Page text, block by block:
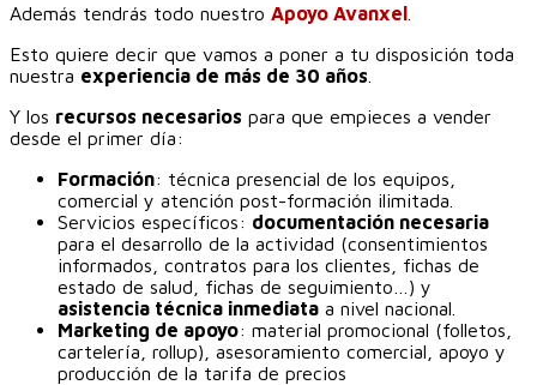
Además tendrás todo nuestro Apoyo Avanxel
Esto quiere decir que vamos a poner a tu disposición toda
nuestra experiencia de más de 30 años
Y los recursos necesarios para que empieces a vender
desde el primer día:
Formación: técnica presencial de los equipos,
comercial y atención post-formación ilimitada.
Servicios específicos: documentación necesaria
para el desarrollo de la actividad (consentimientos
informados, contratos para los clientes, fichas de
estado de salud, fichas de seguimiento…) y
asistencia técnica inmediata a nivel nacional.
Marketing de apoyo: material promocional (folletos,
cartelería, rollup), asesoramiento comercial, apoyo y
producción de la tarifa de precios